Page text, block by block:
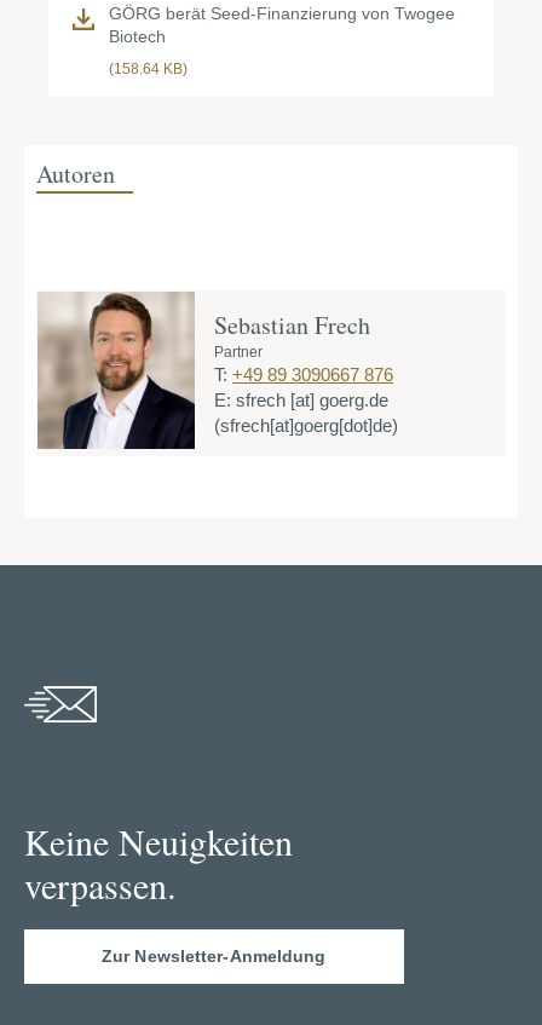
GÖRG berät Seed-Finanzierung von Twogee
Biotech
(158.64 KB)
Autoren
Sebastian Frech
Partner
T: +49 89 3090667 876
E: sfrech [at] goerg.de
(sfrech[at]goerg[dot]de)
Keine Neuigkeiten
verpassen.
Zur Newsletter-Anmeldung